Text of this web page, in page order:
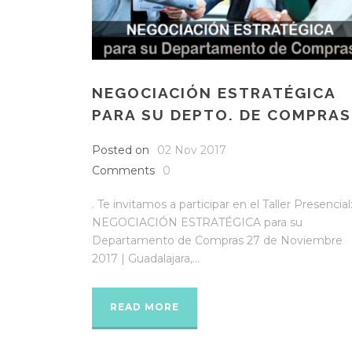
NEGOCIACIÓN ESTRATÉGICA
PARA SU DEPTO. DE COMPRAS
Posted on
02 Nov 2017
Comments
0
. Te invitamos a participar en el Taller Presencial:
NEGOCIACIÓN ESTRATÉGICA para su
Departamento de Compras 27 de Noviembre
2017 | Guadalajara,...
READ MORE